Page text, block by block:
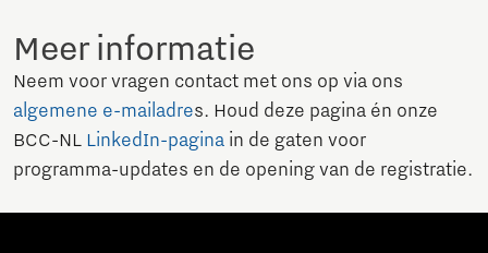
Meer informatie
Neem voor vragen contact met ons op via ons
algemene e-mailadres. Houd deze pagina én onze
BCC-NL LinkedIn-pagina in de gaten voor
programma-updates en de opening van de registratie.